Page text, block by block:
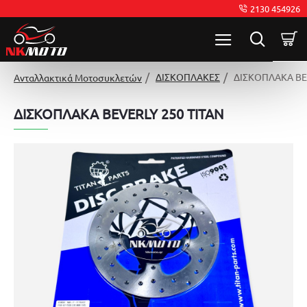
2130 454926
Ανταλλακτικά Μοτοσυκλετών ΔΙΣΚΟΠΛΑΚΕΣ ΔΙΣΚΟΠΛΑΚΑ
ΔΙΣΚΟΠΛΑΚΑ BEVERLY 250 TITAN